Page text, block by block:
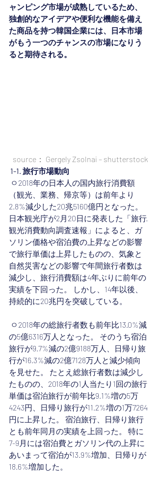
ャンピング市場が成熟しているため、
独創的なアイデアや便利な機能を備え
た商品を持つ韓国企業には、日本市場
がもう一つのチャンスの市場になりう
ると期待される。
source： Gergely Zsolnai – shutterstock
1-1. 旅行市場動向
（観光、業務、帰京等）は前年より
2.8%減少した20兆5160億円となった。
日本観光庁が2月20日に発表した「旅行·
観光消費動向調査速報」によると、ガ
ソリン価格や宿泊費の上昇などの影響
で旅行単価は上昇したものの、気象と
自然災害などの影響で年間旅行者数は
減少し、旅行消費額は4年ぶりに前年の
実績を下回った。 しかし、14年以後、
持続的に20兆円を突破している。
の5億6316万人となった。 そのうち宿泊
旅行が9.7%減の2億9188万人、日帰り旅
行が16.3%減の2億7128万人と減少傾向
を見せた。 たとえ総旅行者数は減少し
たものの、2018年の1人当たり1回の旅行
単価は宿泊旅行が前年比9.1%増の5万
4243円、日帰り旅行が11.2%増の1万7264
円に上昇した。 宿泊旅行、日帰り旅行
とも前年同月の実績を上回った。 特に
7-9月には宿泊費とガソリン代の上昇に
あいまって宿泊が13.9%増加、日帰りが
18.6%増加した。